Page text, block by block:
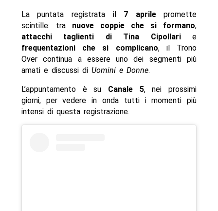
La puntata registrata il 7 aprilepromette
scintille: tra nuove coppie che si formano,
attacchi taglienti di Tina Cipollarie
frequentazioni che si complicano, il Trono
Over continua a essere uno dei segmenti più
amati e discussi di Uomini e Donne.
L’appuntamento è su Canale 5, nei prossimi
giorni, per vedere in onda tutti i momenti più
intensi di questa registrazione.